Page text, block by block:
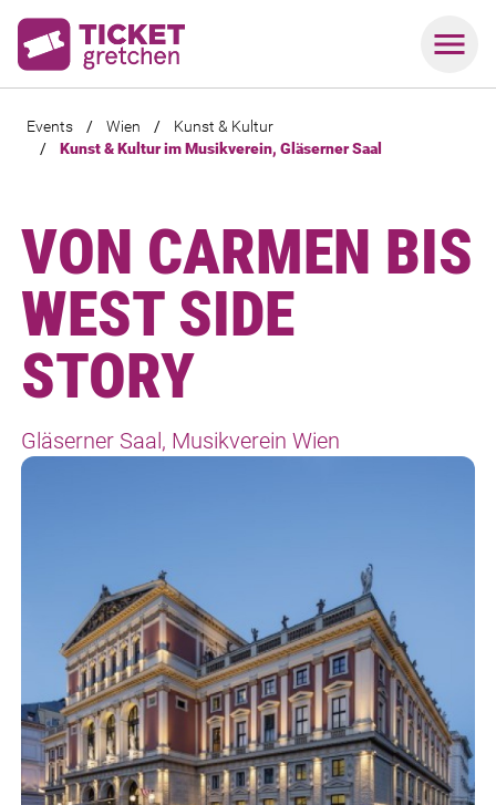
Events / Wien /
Kunst & Kultur
/
Kunst & Kultur im Musikverein, Gläserner Saal
VON CARMEN BIS
WEST SIDE
STORY
Gläserner Saal, Musikverein Wien